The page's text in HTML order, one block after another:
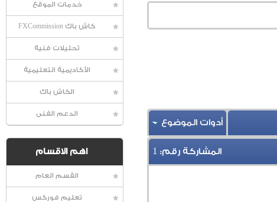
خدمات الموقع
كاش باك FXCommission
تحليلات فنية
الأكاديمية التعليمية
الكاش باك
الدعم الفنى
اهم الاقسام
القسم العام
تعليم فوركس
أدوات الموضوع
المشاركة رقم: 1